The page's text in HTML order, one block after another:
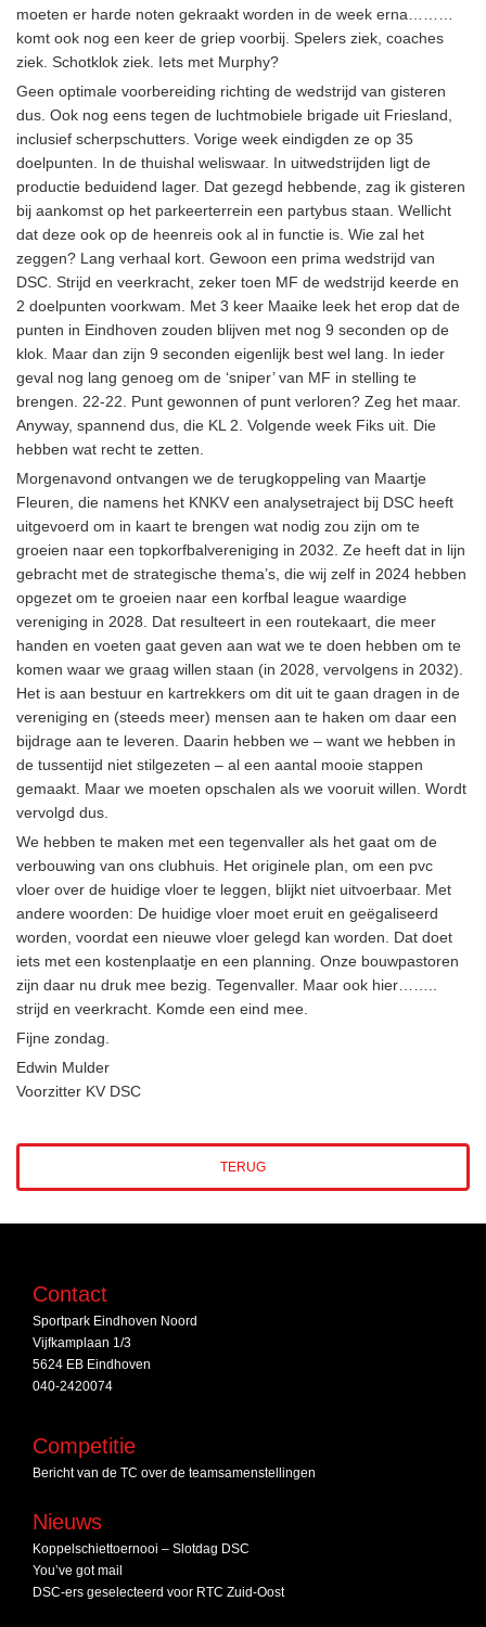
moeten er harde noten gekraakt worden in de week erna………
komt ook nog een keer de griep voorbij. Spelers ziek, coaches
ziek. Schotklok ziek. Iets met Murphy?
Geen optimale voorbereiding richting de wedstrijd van gisteren
dus. Ook nog eens tegen de luchtmobiele brigade uit Friesland,
inclusief scherpschutters. Vorige week eindigden ze op 35
doelpunten. In de thuishal weliswaar. In uitwedstrijden ligt de
productie beduidend lager. Dat gezegd hebbende, zag ik gisteren
bij aankomst op het parkeerterrein een partybus staan. Wellicht
dat deze ook op de heenreis ook al in functie is. Wie zal het
zeggen? Lang verhaal kort. Gewoon een prima wedstrijd van
DSC. Strijd en veerkracht, zeker toen MF de wedstrijd keerde en
2 doelpunten voorkwam. Met 3 keer Maaike leek het erop dat de
punten in Eindhoven zouden blijven met nog 9 seconden op de
klok. Maar dan zijn 9 seconden eigenlijk best wel lang. In ieder
geval nog lang genoeg om de ‘sniper’ van MF in stelling te
brengen. 22-22. Punt gewonnen of punt verloren? Zeg het maar.
Anyway, spannend dus, die KL 2. Volgende week Fiks uit. Die
hebben wat recht te zetten.
Morgenavond ontvangen we de terugkoppeling van Maartje
Fleuren, die namens het KNKV een analysetraject bij DSC heeft
uitgevoerd om in kaart te brengen wat nodig zou zijn om te
groeien naar een topkorfbalvereniging in 2032. Ze heeft dat in lijn
gebracht met de strategische thema’s, die wij zelf in 2024 hebben
opgezet om te groeien naar een korfbal league waardige
vereniging in 2028. Dat resulteert in een routekaart, die meer
handen en voeten gaat geven aan wat we te doen hebben om te
komen waar we graag willen staan (in 2028, vervolgens in 2032).
Het is aan bestuur en kartrekkers om dit uit te gaan dragen in de
vereniging en (steeds meer) mensen aan te haken om daar een
bijdrage aan te leveren. Daarin hebben we – want we hebben in
de tussentijd niet stilgezeten – al een aantal mooie stappen
gemaakt. Maar we moeten opschalen als we vooruit willen. Wordt
vervolgd dus.
We hebben te maken met een tegenvaller als het gaat om de
verbouwing van ons clubhuis. Het originele plan, om een pvc
vloer over de huidige vloer te leggen, blijkt niet uitvoerbaar. Met
andere woorden: De huidige vloer moet eruit en geëgaliseerd
worden, voordat een nieuwe vloer gelegd kan worden. Dat doet
iets met een kostenplaatje en een planning. Onze bouwpastoren
zijn daar nu druk mee bezig. Tegenvaller. Maar ook hier……..
strijd en veerkracht. Komde een eind mee.
Fijne zondag.
Edwin Mulder
Voorzitter KV DSC
TERUG
Contact
Sportpark Eindhoven Noord
Vijfkamplaan 1/3
5624 EB Eindhoven
040-2420074
Competitie
Bericht van de TC over de teamsamenstellingen
Nieuws
Koppelschiettoernooi – Slotdag DSC
You’ve got mail
DSC‑ers geselecteerd voor RTC Zuid‑Oost